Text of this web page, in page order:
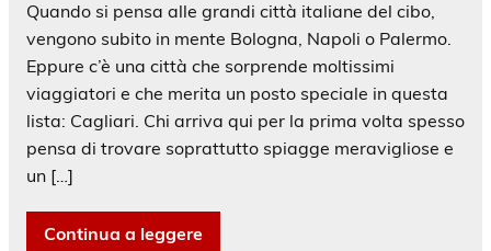
Quando si pensa alle grandi città italiane del cibo,
vengono subito in mente Bologna, Napoli o Palermo.
Eppure c’è una città che sorprende moltissimi
viaggiatori e che merita un posto speciale in questa
lista: Cagliari. Chi arriva qui per la prima volta spesso
pensa di trovare soprattutto spiagge meravigliose e
un […]
Continua a leggere